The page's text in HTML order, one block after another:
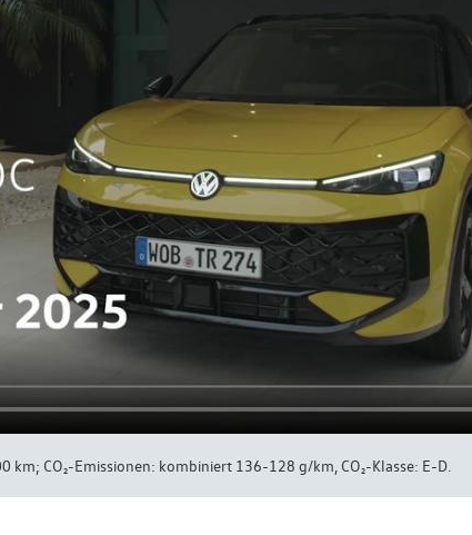
CO₂-Emissionen: kombiniert 136-128 g/km, CO₂-Klasse: E-D.